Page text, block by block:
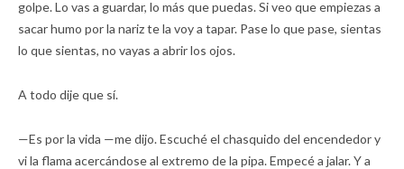
golpe. Lo vas a guardar, lo más que puedas. Si veo que empiezas a
sacar humo por la nariz te la voy a tapar. Pase lo que pase, sientas
lo que sientas, no vayas a abrir los ojos.
A todo dije que sí.
—Es por la vida —me dijo. Escuché el chasquido del encendedor y
vi la flama acercándose al extremo de la pipa. Empecé a jalar. Y a